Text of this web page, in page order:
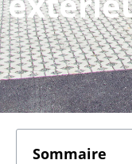
Sommaire